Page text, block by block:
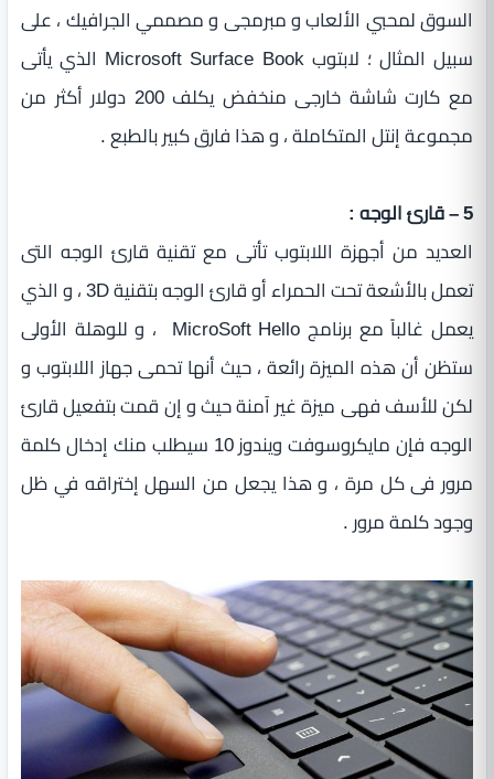
السوق لمحبي الألعاب و مبرمجى و مصممي الجرافيك ، على
سبيل المثال ؛ لابتوب Microsoft Surface Book الذي يأتى
مع كارت شاشة خارجى منخفض يكلف 200 دولار أكثر من
مجموعة إنتل المتكاملة ، و هذا فارق كبير بالطبع .
5 – قارئ الوجه :
العديد من أجهزة اللابتوب تأتى مع تقنية قارئ الوجه التى
تعمل بالأشعة تحت الحمراء أو قارئ الوجه بتقنية 3D ، و الذي
يعمل غالباً مع برنامج MicroSoft Hello ، و للوهلة الأولى
ستظن أن هذه الميزة رائعة ، حيث أنها تحمى جهاز اللابتوب و
لكن للأسف فهى ميزة غير آمنة حيث و إن قمت بتفعيل قارئ
الوجه فإن مايكروسوفت ويندوز 10 سيطلب منك إدخال كلمة
مرور فى كل مرة ، و هذا يجعل من السهل إختراقه في ظل
وجود كلمة مرور .